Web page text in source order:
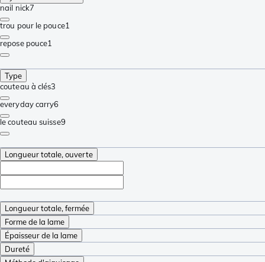
nail nick7
trou pour le pouce1
repose pouce1
Type
couteau à clés3
everyday carry6
le couteau suisse9
Longueur totale, ouverte
Longueur totale, fermée
Forme de la lame
Épaisseur de la lame
Dureté